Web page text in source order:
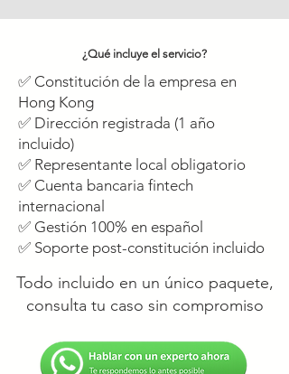
¿Qué incluye el servicio?
✅ Constitución de la empresa en
Hong Kong
✅ Dirección registrada (1 año
incluido)
✅ Representante local obligatorio
✅ Cuenta bancaria fintech
internacional
✅ Gestión 100% en español
✅ Soporte post-constitución incluido
Todo incluido en un único paquete,
consulta tu caso sin compromiso